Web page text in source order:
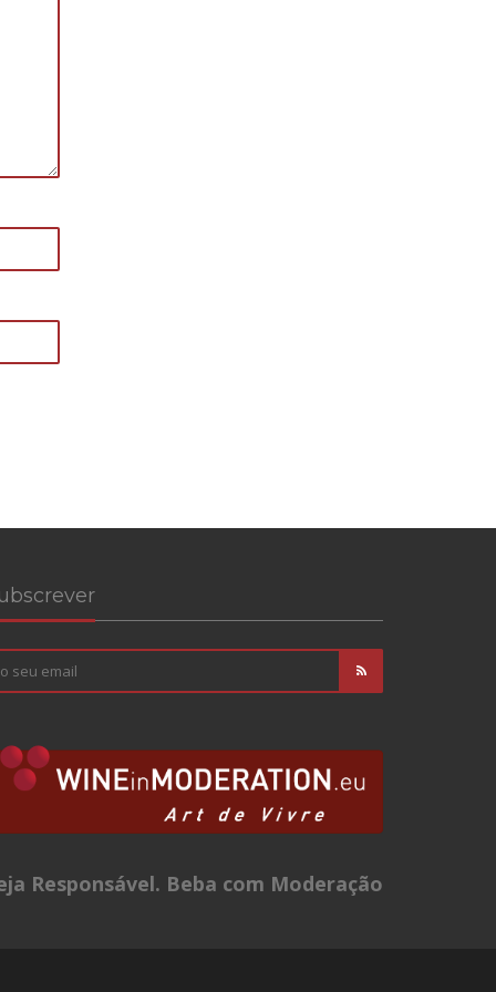
Responsável. Beba com Moderação